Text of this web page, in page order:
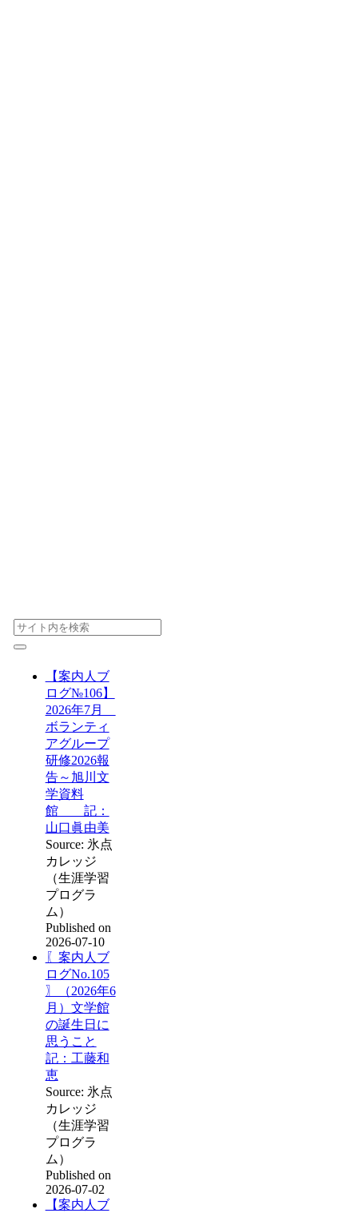
【案内人ブ
ログ№106】
2026年7月
ボランティ
アグループ
研修2026報
告～旭川文
学資料
館 記：
山口眞由美
Source: 氷点
カレッジ
（生涯学習
プログラ
ム）
Published on
2026-07-10
〖案内人ブ
ログNo.105
〗（2026年6
月）文学館
の誕生日に
思うこと
記：工藤和
恵
Source: 氷点
カレッジ
（生涯学習
プログラ
ム）
Published on
2026-07-02
【案内人ブ